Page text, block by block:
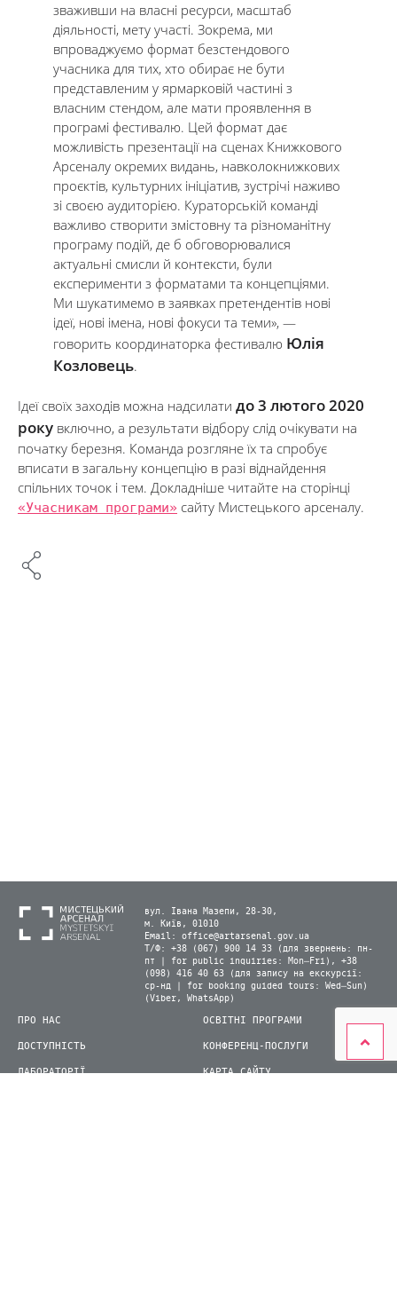
зваживши на власні ресурси, масштаб
діяльності, мету участі. Зокрема, ми
впроваджуємо формат безстендового
учасника для тих, хто обирає не бути
представленим у ярмарковій частині з
власним стендом, але мати проявлення в
програмі фестивалю. Цей формат дає
можливість презентації на сценах Книжкового
Арсеналу окремих видань, навколокнижкових
проєктів, культурних ініціатив, зустрічі наживо
зі своєю аудиторією. Кураторській команді
важливо створити змістовну та різноманітну
програму подій, де б обговорювалися
актуальні смисли й контексти, були
експерименти з форматами та концепціями.
Ми шукатимемо в заявках претендентів нові
ідеї, нові імена, нові фокуси та теми», —
говорить координаторка фестивалю Юлія
Козловець.
Ідеї своїх заходів можна надсилати до 3 лютого 2020
року включно, а результати відбору слід очікувати на
початку березня. Команда розгляне їх та спробує
вписати в загальну концепцію в разі віднайдення
спільних точок і тем. Докладніше читайте на сторінці
«Учасникам програми» сайту Мистецького арсеналу.
вул. Івана Мазепи, 28-30,
м. Київ, 01010
Email: office@artarsenal.gov.ua
Т/Ф: +38 (067) 900 14 33 (для звернень: пн-
пт | for public inquiries: Mon–Fri), +38
(098) 416 40 63 (для запису на екскурсії:
ср-нд | for booking guided tours: Wed–Sun)
(Viber, WhatsApp)
ПРО НАС
ДОСТУПНІСТЬ
ЛАБОРАТОРІЇ
ОСВІТНІ ПРОГРАМИ
КОНФЕРЕНЦ-ПОСЛУГИ
КАРТА САЙТУ